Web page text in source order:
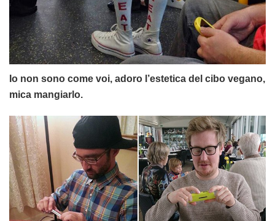
Io non sono come voi, adoro l’estetica del cibo vegano,
mica mangiarlo.